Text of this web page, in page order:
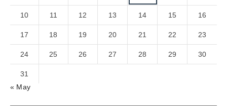
10 11 12 13 14 15 16
17 18 19 20 21 22 23
24 25 26 27 28 29 30
31
« May